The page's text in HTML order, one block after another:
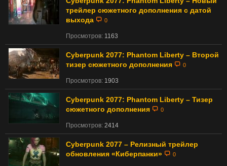
трейлер сюжетного дополнения с датой
выхода
0
Просмотров: 1163
Cyberpunk 2077: Phantom Liberty – Второй
тизер сюжетного дополнения
0
Просмотров: 1903
Cyberpunk 2077: Phantom Liberty – Тизер
сюжетного дополнения
0
Просмотров: 2414
Cyberpunk 2077 – Релизный трейлер
обновления «Киберпанки»
0